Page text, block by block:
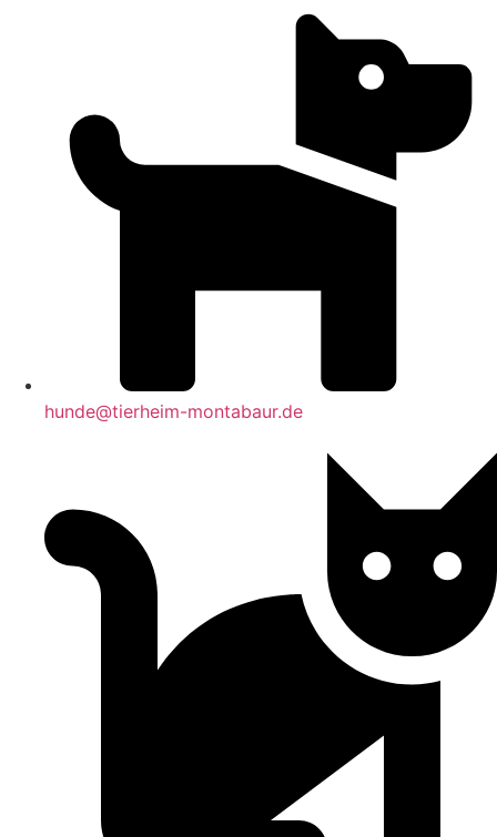
hunde@tierheim-montabaur.de